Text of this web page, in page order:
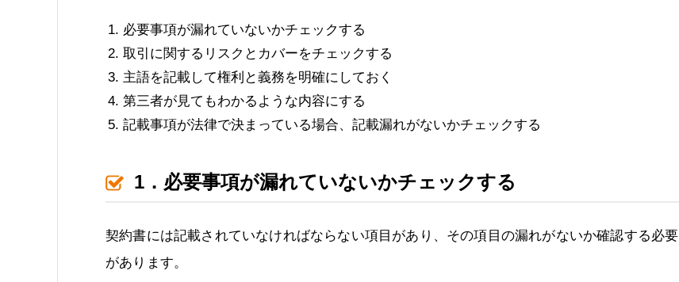
必要事項が漏れていないかチェックする
取引に関するリスクとカバーをチェックする
主語を記載して権利と義務を明確にしておく
第三者が見てもわかるような内容にする
記載事項が法律で決まっている場合、記載漏れがないかチェックする
1．必要事項が漏れていないかチェックする
契約書には記載されていなければならない項目があり、その項目の漏れがないか確認する必要
があります。